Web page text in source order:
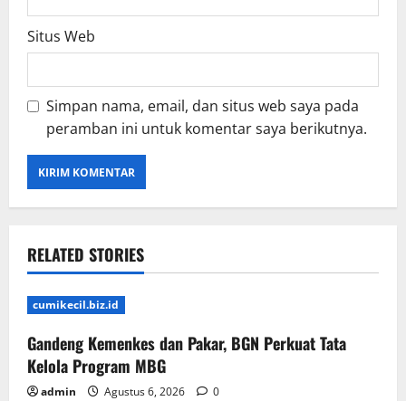
Situs Web
Simpan nama, email, dan situs web saya pada
peramban ini untuk komentar saya berikutnya.
RELATED STORIES
cumikecil.biz.id
Gandeng Kemenkes dan Pakar, BGN Perkuat Tata
Kelola Program MBG
admin Agustus 6, 2026 0